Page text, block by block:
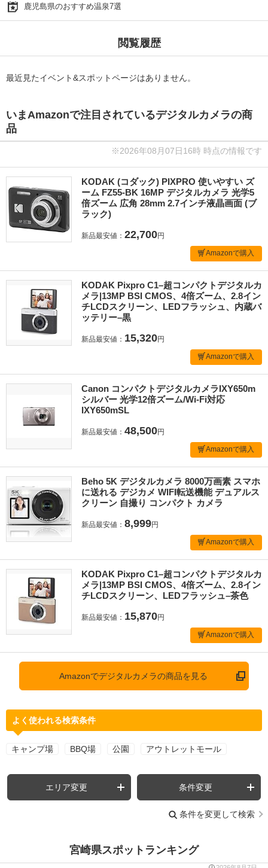
鹿児島県のおすすめ温泉7選
閲覧履歴
最近見たイベント&スポットページはありません。
いまAmazonで注目されているデジタルカメラの商
品
※2026年08月07日16時 時点の情報です
KODAK (コダック) PIXPRO 使いやすい ズ
ーム FZ55-BK 16MP デジタルカメラ 光学5
倍ズーム 広角 28mm 2.7インチ液晶画面 (ブ
ラック)
新品最安値： 22,700円
Amazonで購入
KODAK Pixpro C1–超コンパクトデジタルカ
メラ|13MP BSI CMOS、4倍ズーム、2.8イン
チLCDスクリーン、LEDフラッシュ、内蔵バ
ッテリー–黒
新品最安値： 15,320円
Amazonで購入
Canon コンパクトデジタルカメラIXY650m
シルバー 光学12倍ズーム/Wi-Fi対応
IXY650mSL
新品最安値： 48,500円
Amazonで購入
Beho 5K デジタルカメラ 8000万画素 スマホ
に送れる デジカメ WIFI転送機能 デュアルス
クリーン 自撮り コンパクト カメラ
新品最安値： 8,999円
Amazonで購入
KODAK Pixpro C1–超コンパクトデジタルカ
メラ|13MP BSI CMOS、4倍ズーム、2.8イン
チLCDスクリーン、LEDフラッシュ–茶色
新品最安値： 15,870円
Amazonで購入
Amazonでデジタルカメラの商品を見る
よく使われる検索条件
キャンプ場 BBQ場 公園 アウトレットモール
エリア変更 条件変更
条件を変更して検索
宮崎県スポットランキング